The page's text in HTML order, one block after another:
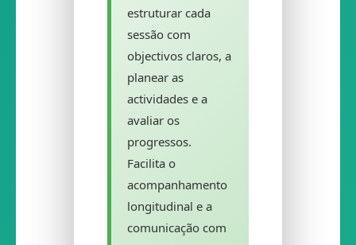
estruturar cada
sessão com
objectivos claros, a
planear as
actividades e a
avaliar os
progressos.
Facilita o
acompanhamento
longitudinal e a
comunicação com